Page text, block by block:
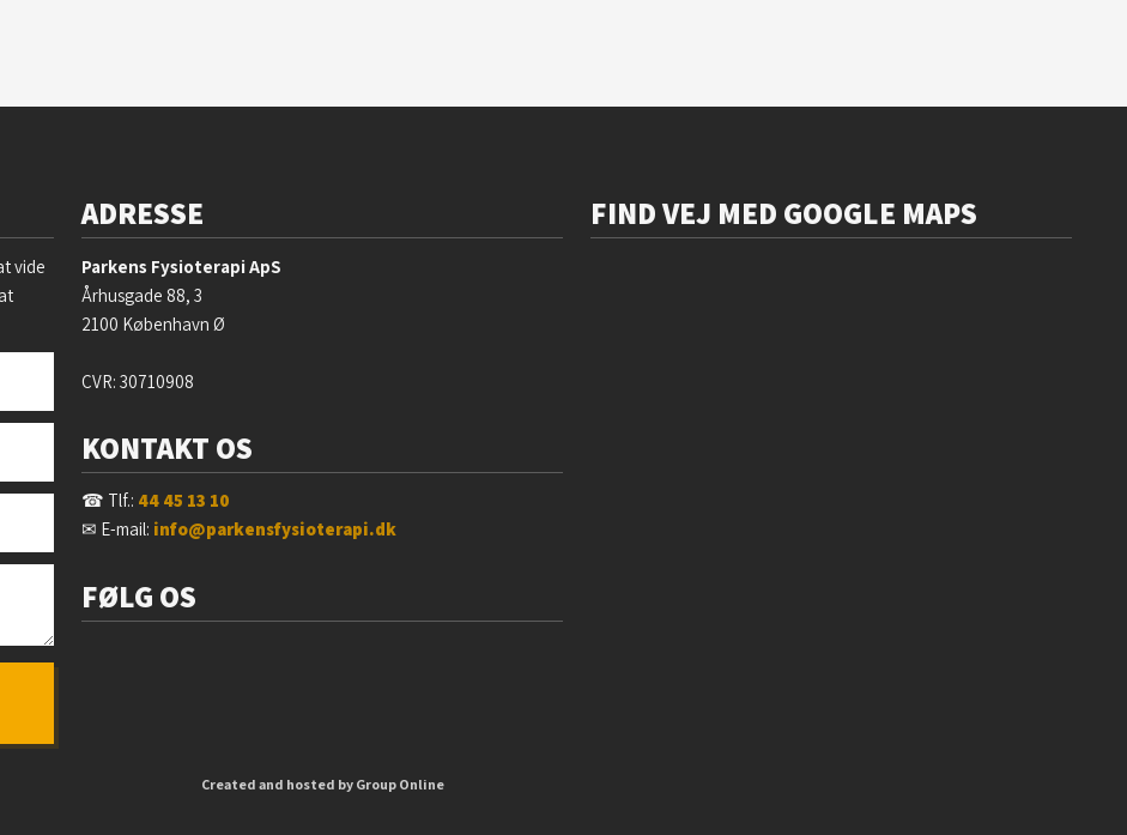
vide
ADRESSE
Parkens Fysioterapi ApS
Århusgade 88, 3
2100 København Ø
CVR: 30710908
KONTAKT OS
☎ Tlf.: 44 45 13 10
✉ E-mail: info@parkensfysioterapi.dk
FØLG OS
FIND VEJ MED GOOGLE MAPS
Created and hosted by Group Online